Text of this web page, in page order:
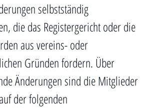
selbstständig
die das Registergericht oder die
aus vereins- oder
Gründen fordern. Über
Änderungen sind die Mitglieder
der folgenden